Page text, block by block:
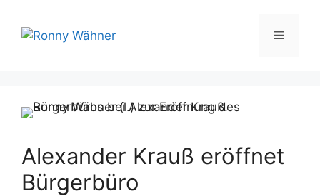
Inhalt
springen
Menü
Alexander Krauß eröffnet
Bürgerbüro